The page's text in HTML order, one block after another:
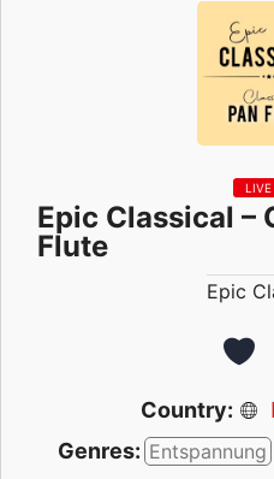
LIVE
Epic Classical –
Flute
Epic
Country:
Genres: Entspannung